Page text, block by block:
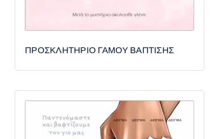
ΠΡΟΣΚΛΗΤΗΡΙΟ ΓΑΜΟΥ ΒΑΠΤΙΣΗΣ